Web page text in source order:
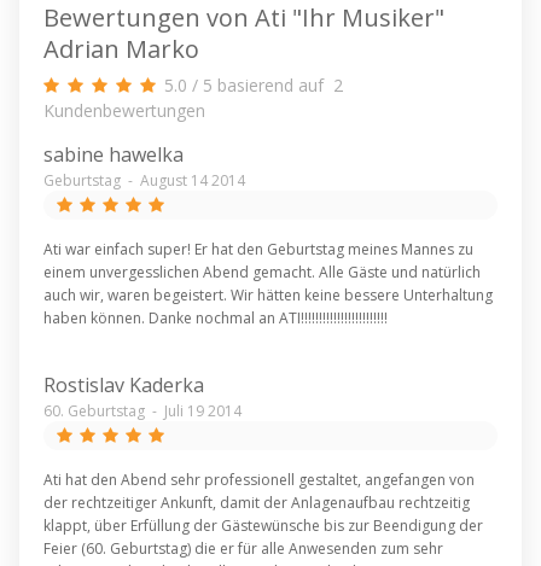
Bewertungen von Ati "Ihr Musiker"
Adrian Marko
5.0 / 5 basierend auf 2
Kundenbewertungen
sabine hawelka
Geburtstag - August 14 2014
Ati war einfach super! Er hat den Geburtstag meines Mannes zu
einem unvergesslichen Abend gemacht. Alle Gäste und natürlich
auch wir, waren begeistert. Wir hätten keine bessere Unterhaltung
haben können. Danke nochmal an ATI!!!!!!!!!!!!!!!!!!!!!!!!
Rostislav Kaderka
60. Geburtstag - Juli 19 2014
Ati hat den Abend sehr professionell gestaltet, angefangen von
der rechtzeitiger Ankunft, damit der Anlagenaufbau rechtzeitig
klappt, über Erfüllung der Gästewünsche bis zur Beendigung der
Feier (60. Geburtstag) die er für alle Anwesenden zum sehr